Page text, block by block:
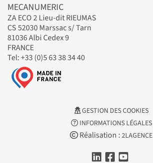
MECANUMERIC
ZA ECO 2 Lieu-dit RIEUMAS
CS 52030 Marssac s/ Tarn
81036 Albi Cedex 9
FRANCE
Tel: +33 (0)5 63 38 34 40
GESTION DES COOKIES
INFORMATIONS LÉGALES
Réalisation : 2LAGENCE